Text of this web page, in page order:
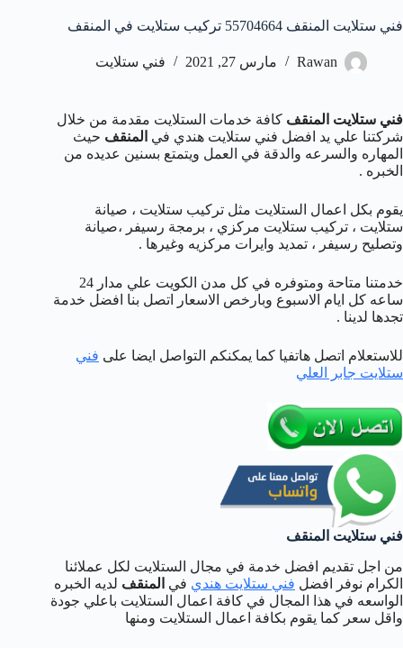
فني ستلايت المنقف 55704664 تركيب ستلايت في المنقف
Rawan مارس 27, 2021 فني ستلايت
فني ستلايت المنقف كافة خدمات الستلايت مقدمة من خلال
شركتنا علي يد افضل فني ستلايت هندي في المنقف حيث
المهاره والسرعه والدقة في العمل ويتمتع بسنين عديده من
الخبره .
يقوم بكل اعمال الستلايت مثل تركيب ستلايت ، صيانة
ستلايت ، تركيب ستلايت مركزي ، برمجة رسيفر ،صيانة
وتصليح رسيفر ، تمديد وايرات مركزيه وغيرها .
خدمتنا متاحة ومتوفره في كل مدن الكويت علي مدار 24
ساعه كل ايام الاسبوع وبارخص الاسعار اتصل بنا افضل خدمة
تجدها لدينا .
للاستعلام اتصل هاتفيا كما يمكنكم التواصل ايضا على فني
ستلايت جابر العلي
فني ستلايت المنقف
من اجل تقديم افضل خدمة في مجال الستلايت لكل عملائنا
الكرام نوفر افضل فني ستلايت هندي في المنقف لديه الخبره
الواسعه في هذا المجال في كافة اعمال الستلايت باعلي جودة
واقل سعر كما يقوم بكافة اعمال الستلايت ومنها